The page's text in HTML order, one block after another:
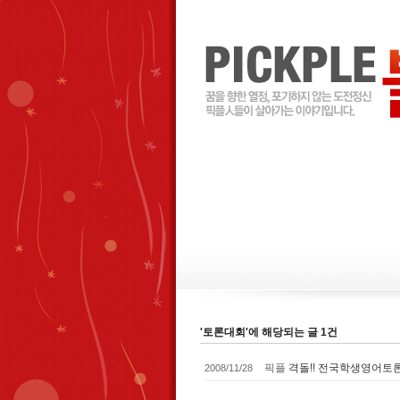
'토론대회'에 해당되는 글 1건
2008/11/28 픽플 격돌!! 전국학생영어토